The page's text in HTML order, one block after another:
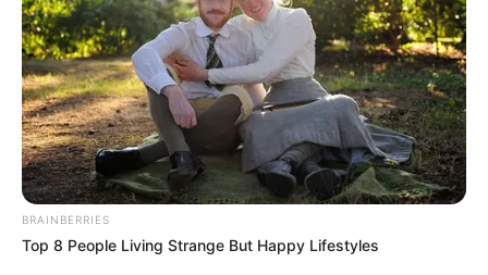
PRIX PISTOL PACKER PRONOSTIC QUINTE
PMU 20-05-2024
BRAINBERRIES
Top 8 People Living Strange But Happy Lifestyles